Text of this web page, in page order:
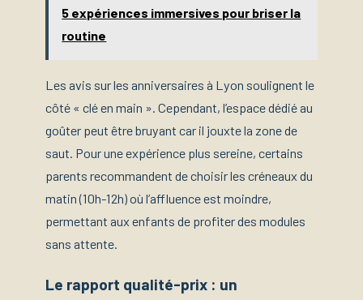
5 expériences immersives pour briser la
routine
Les avis sur les anniversaires à Lyon soulignent le
côté « clé en main ». Cependant, l’espace dédié au
goûter peut être bruyant car il jouxte la zone de
saut. Pour une expérience plus sereine, certains
parents recommandent de choisir les créneaux du
matin (10h-12h) où l’affluence est moindre,
permettant aux enfants de profiter des modules
sans attente.
Le rapport qualité-prix : un